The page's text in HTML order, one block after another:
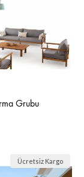
Grubu
Ücretsiz Kargo